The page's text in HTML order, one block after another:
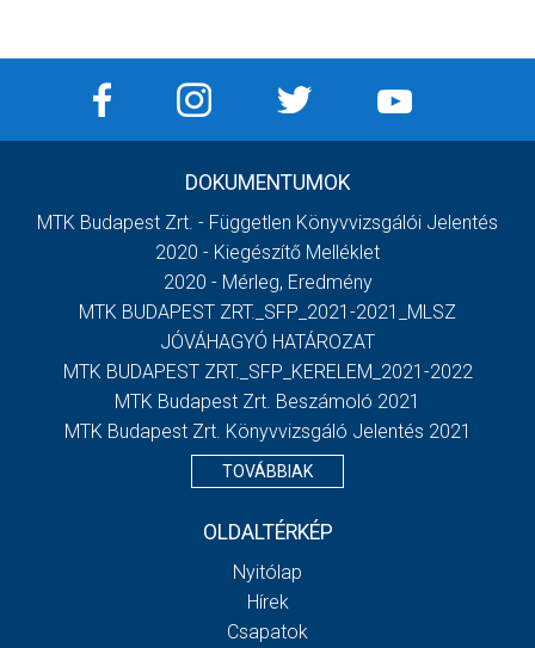
DOKUMENTUMOK
MTK Budapest Zrt. - Független Könyvvizsgálói Jelentés
2020 - Kiegészítő Melléklet
2020 - Mérleg, Eredmény
MTK BUDAPEST ZRT._SFP_2021-2021_MLSZ
JÓVÁHAGYÓ HATÁROZAT
MTK BUDAPEST ZRT._SFP_KERELEM_2021-2022
MTK Budapest Zrt. Beszámoló 2021
MTK Budapest Zrt. Könyvvizsgáló Jelentés 2021
TOVÁBBIAK
OLDALTÉRKÉP
Nyitólap
Hírek
Csapatok